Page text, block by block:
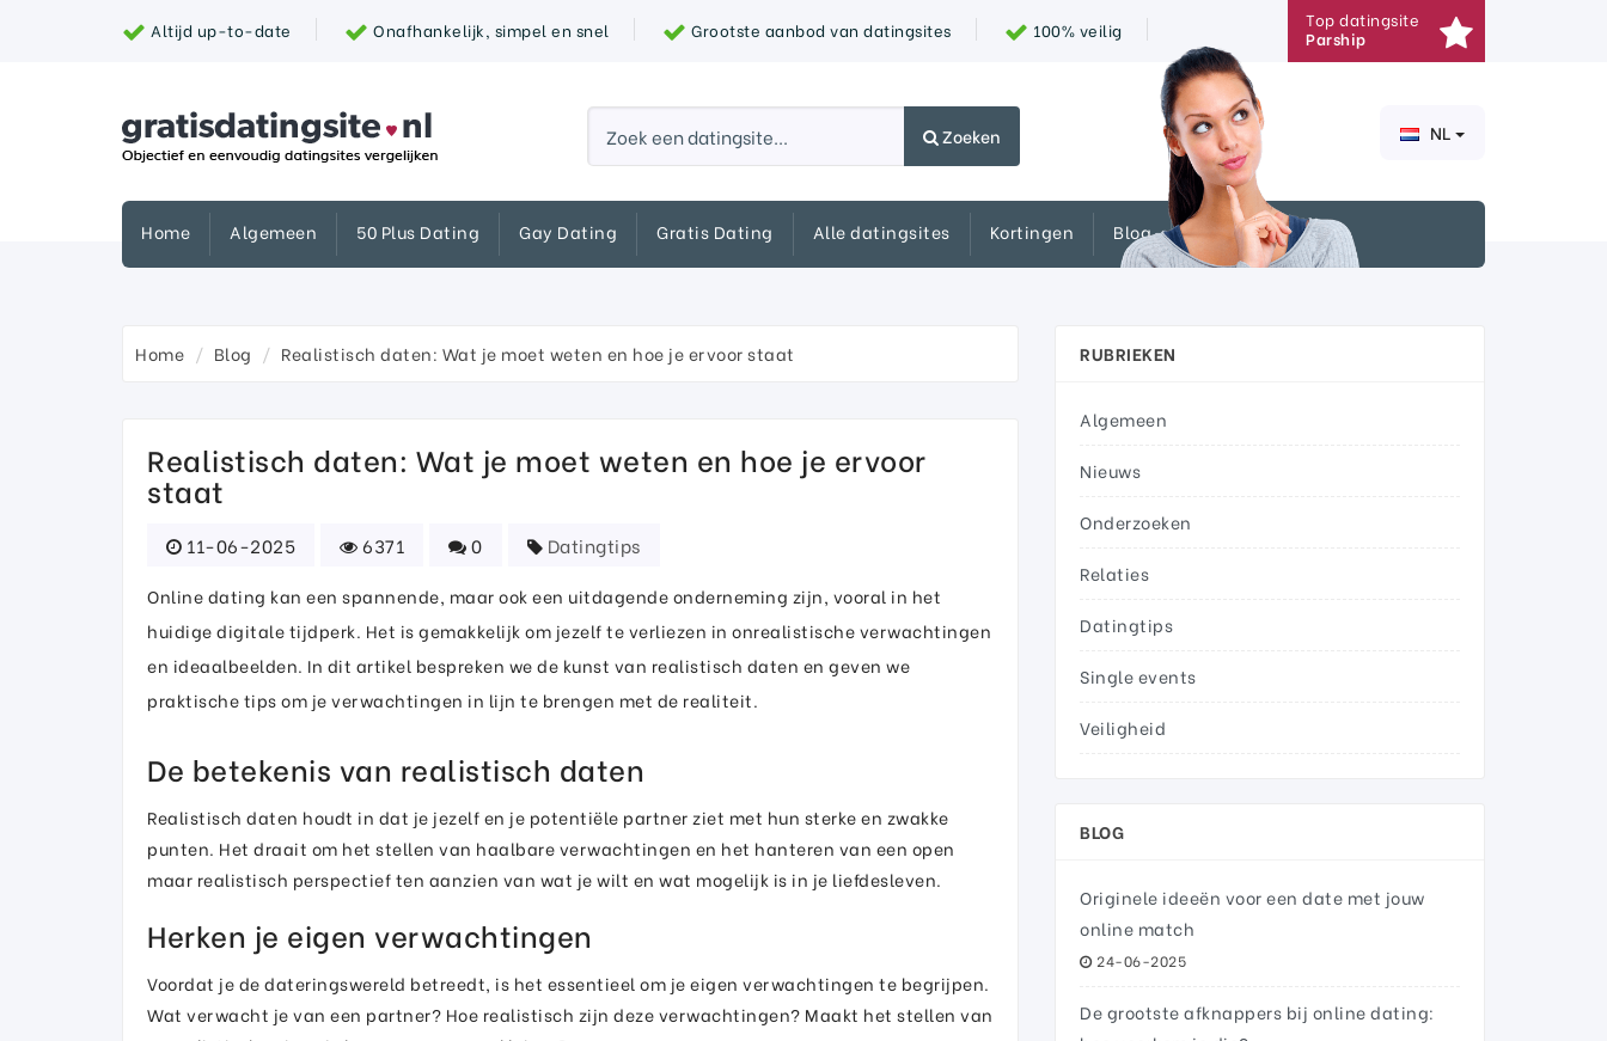
Altijd up-to-date Onafhankelijk, simpel en snel Grootste aanbod van datingsites 100% veilig
Top datingsite
Parship
Zoeken NL
Home Algemeen 50 Plus Dating Gay Dating Gratis Dating Alle datingsites Kortingen Blog
Home Blog Realistisch daten: Wat je moet weten en hoe je ervoor staat
Realistisch daten: Wat je moet weten en hoe je ervoor
staat
11-06-2025 6371 0 Datingtips
Online dating kan een spannende, maar ook een uitdagende onderneming zijn, vooral in het
huidige digitale tijdperk. Het is gemakkelijk om jezelf te verliezen in onrealistische verwachtingen
en ideaalbeelden. In dit artikel bespreken we de kunst van realistisch daten en geven we
praktische tips om je verwachtingen in lijn te brengen met de realiteit.
De betekenis van realistisch daten
Realistisch daten houdt in dat je jezelf en je potentiële partner ziet met hun sterke en zwakke
punten. Het draait om het stellen van haalbare verwachtingen en het hanteren van een open
maar realistisch perspectief ten aanzien van wat je wilt en wat mogelijk is in je liefdesleven.
Herken je eigen verwachtingen
Voordat je de dateringswereld betreedt, is het essentieel om je eigen verwachtingen te begrijpen.
Wat verwacht je van een partner? Hoe realistisch zijn deze verwachtingen? Maakt het stellen van
RUBRIEKEN
Algemeen
Nieuws
Onderzoeken
Relaties
Datingtips
Single events
Veiligheid
BLOG
Originele ideeën voor een date met jouw
online match
24-06-2025
De grootste afknappers bij online dating: